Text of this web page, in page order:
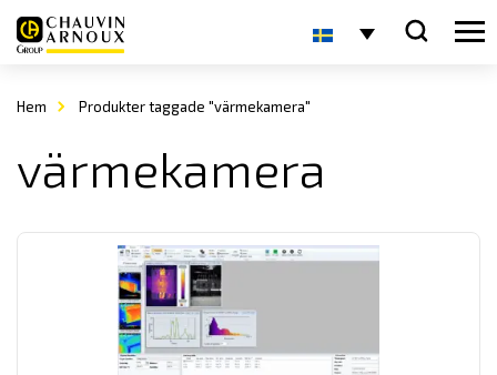
Hem Produkter taggade "värmekamera"
värmekamera